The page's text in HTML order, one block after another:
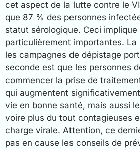
cet aspect de la lutte contre le
que 87 % des personnes
statut sérologique. Ceci
particulièrement importantes. La
les campagnes de dépistage
seconde est que les personnes
commencer la prise de
qui augmentent
vie en bonne santé, mais aussi
voire plus du tout contagieuses
charge virale. Attention, ce
pas en cause les conseils de